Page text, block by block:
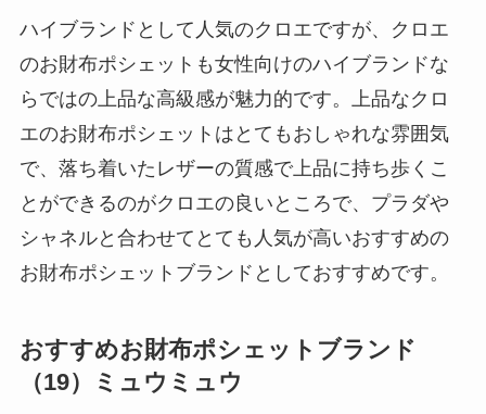
ハイブランドとして人気のクロエですが、クロエ
のお財布ポシェットも女性向けのハイブランドな
らではの上品な高級感が魅力的です。上品なクロ
エのお財布ポシェットはとてもおしゃれな雰囲気
で、落ち着いたレザーの質感で上品に持ち歩くこ
とができるのがクロエの良いところで、プラダや
シャネルと合わせてとても人気が高いおすすめの
お財布ポシェットブランドとしておすすめです。
おすすめお財布ポシェットブランド
（19）ミュウミュウ